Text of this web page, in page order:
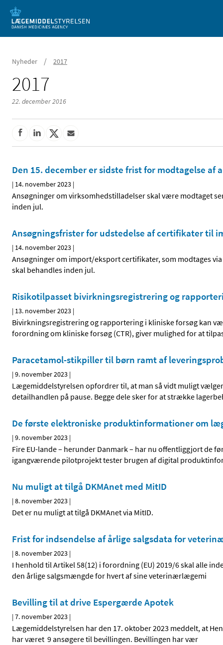
Mobil visning
Nyheder / 2017
2017
22. december 2016
Den 15. december er sidste frist for modtagelse
| 14. november 2023 |
Ansøgninger om virksomhedstilladelser skal være modtaget
inden jul.
Ansøgningsfrister for udstedelse af certifikater til
| 14. november 2023 |
Ansøgninger om import/eksport certifikater, som modtages
skal behandles inden jul.
Risikotilpasset bivirkningsregistrering og
| 13. november 2023 |
Bivirkningsregistrering og rapportering i kliniske forsøg kan
forordning om kliniske forsøg (CTR), giver mulighed for at
Paracetamol-stikpiller til børn ramt af
|9. november 2023 |
Lægemiddelstyrelsen opfordrer til, at man så vidt muligt
detailhandlen på pause. Begge dele sker for at strække
De første elektroniske produktinformationer om
|9. november 2023 |
Fire EU-lande – herunder Danmark – har nu offentliggjort de
igangværende pilotprojekt tester brugen af digital
Nu muligt at tilgå DKMAnet med MitID
|8. november 2023 |
Det er nu muligt at tilgå DKMAnet via MitID.
Frist for indsendelse af årlige salgsdata for
|8. november 2023 |
I henhold til Artikel 58(12) i forordning (EU) 2019/6 skal alle
den årlige salgsmængde for hvert af sine veterinærlægemi
Bevilling til at drive Espergærde Apotek
|7. november 2023 |
Lægemiddelstyrelsen har den 17. oktober 2023 meddelt, at
har været 9 ansøgere til bevillingen. Bevillingen har vær